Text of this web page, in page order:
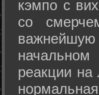
кэмпо с
со
важнейшую
начальном
реакции на